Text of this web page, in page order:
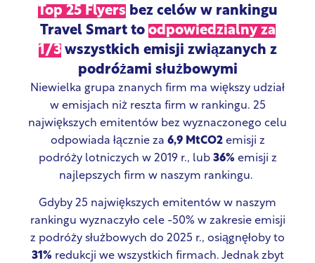
Top 25 Flyers bez celów w rankingu
Travel Smart to odpowiedzialny za
1/3wszystkich emisji związanych z
podróżami służbowymi
Niewielka grupa znanych firm ma większy udział
w emisjach niż reszta firm w rankingu. 25
największych emitentów bez wyznaczonego celu
odpowiada łącznie za 6,9 MtCO2emisji z
podróży lotniczych w 2019 r., lub 36% emisji z
najlepszych firm w naszym rankingu.
Gdyby 25 największych emitentów w naszym
rankingu wyznaczyło cele -50% w zakresie emisji
z podróży służbowych do 2025 r., osiągnęłoby to
31% redukcji we wszystkich firmach. Jednak zbyt